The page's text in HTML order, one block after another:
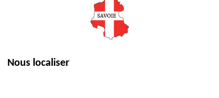
Nous localiser